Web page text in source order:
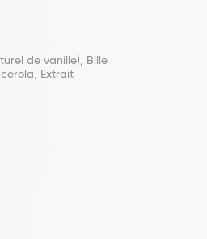
de vanille), Bille
Extrait